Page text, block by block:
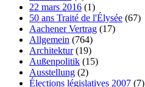
22 mars 2016 (1)
50 ans Traité de l'Élysée (67)
Aachener Vertrag (17)
Allgemein (764)
Architektur(19)
Außenpolitik (15)
Ausstellung (2)
Élections législatives 2007 (7)